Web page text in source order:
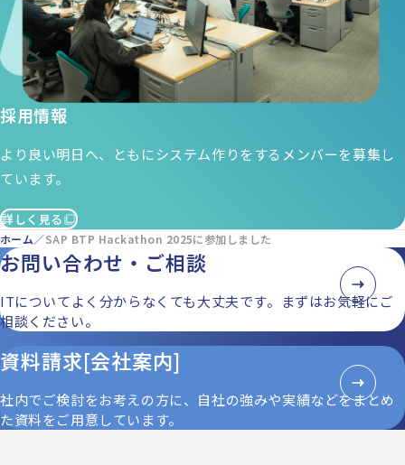
採用情報
より良い明日へ、ともにシステム作りをするメンバーを募集し
ています。
詳しく見る
ホーム SAP BTP Hackathon 2025に参加しました
お問い合わせ・ご相談
ITについてよく分からなくても大丈夫です。まずはお気軽にご
相談ください。
資料請求[会社案内]
社内でご検討をお考えの方に、自社の強みや実績などをまとめ
た資料をご用意しています。